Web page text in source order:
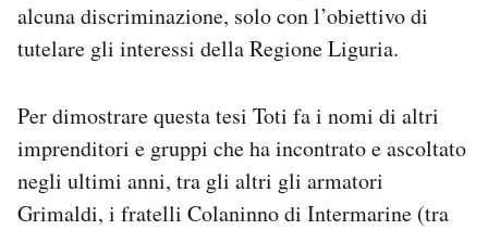
alcuna discriminazione, solo con l’obiettivo di
tutelare gli interessi della Regione Liguria.
Per dimostrare questa tesi Toti fa i nomi di altri
imprenditori e gruppi che ha incontrato e ascoltato
negli ultimi anni, tra gli altri gli armatori
Grimaldi, i fratelli Colaninno di Intermarine (tra